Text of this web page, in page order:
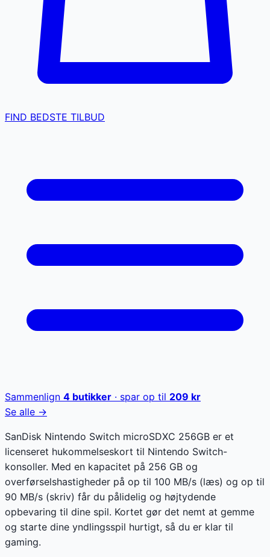
FIND BEDSTE TILBUD
Sammenlign 4 butikker · spar op til 209 kr
Se alle →
SanDisk Nintendo Switch microSDXC 256GB er et
licenseret hukommelseskort til Nintendo Switch-
konsoller. Med en kapacitet på 256 GB og
overførselshastigheder på op til 100 MB/s (læs) og op til
90 MB/s (skriv) får du pålidelig og højtydende
opbevaring til dine spil. Kortet gør det nemt at gemme
og starte dine yndlingsspil hurtigt, så du er klar til
gaming.